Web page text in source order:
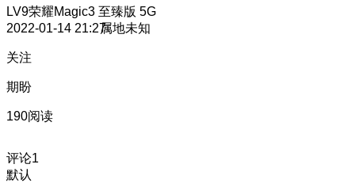
LV9荣耀Magic3 至臻版 5G
2022-01-14 21:27属地未知
关注
期盼
190阅读
评论1
默认